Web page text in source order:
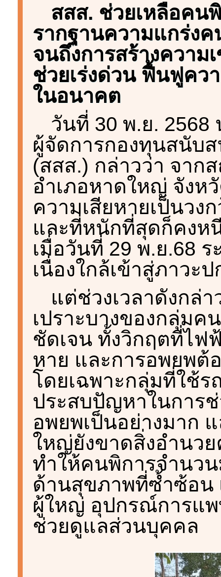
สสส. ช่วยเหลือคน
รากฐานความแกร่ง
จนถึงการสร้างความ
ช่วยเร่งด่วน ฟื้นฟูคว
ในอนาคต
วันที่ 30 พ.ย. 2568
ผู้จัดการกองทุนสนับ
(สสส.) กล่าวว่า จา
อำเภอหาดใหญ่ จังห
ความเสียหายเป็นวง
และที่หนักที่สุดก็คงห
เมื่อวันที่ 29 พ.ย.68
เนื่องใกล้เข้าสู่ภาวะ
แต่ช่วงเวลาดังกล่
เปราะบางของกลุ่ม
ชัดเจน ทั้งวิกฤตที่ไ
หาย และการอพยพต้
โดยเฉพาะกลุ่มที่ใช้ร
ประสบปัญหาในการช่
อพยพเป็นอย่างมาก
ใหญ่ยังขาดสิ่งอำนว
ทำให้คนพิการจำนว
ด้านสุขภาพที่ซ้ำซ้อน
ผู้ใหญ่ อุปกรณ์การแพ
ช่วยดูแลส่วนบุคคล